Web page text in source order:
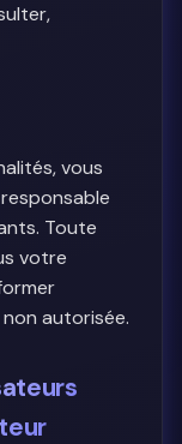
vous
Toute
votre
autorisée.